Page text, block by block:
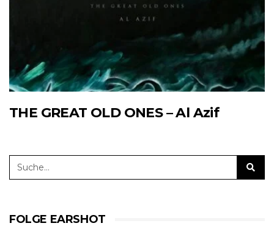
THE GREAT OLD ONES – Al Azif
FOLGE EARSHOT